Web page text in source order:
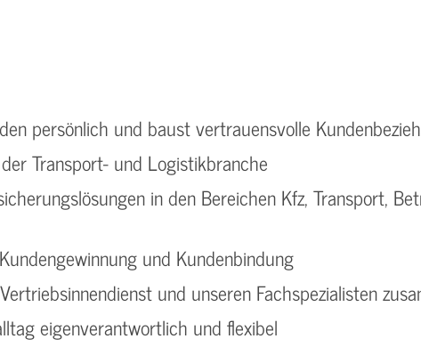
persönlich und baust vertrauensvolle
Transport- und Logistikbranche
in den Bereichen Kfz, Transport,
und Kundenbindung
und unseren Fachspezialisten
eigenverantwortlich und flexibel